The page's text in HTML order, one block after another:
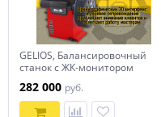
GELIOS, Балансировочный
станок с ЖК-монитором
282 000 руб.